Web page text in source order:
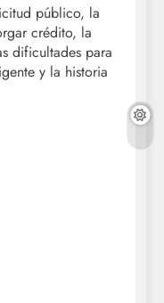
público, la
crédito, la
dificultades para
y la historia